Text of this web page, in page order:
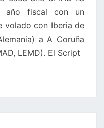
año fiscal con un
volado con Iberia de
a A Coruña
LEMD). El Script